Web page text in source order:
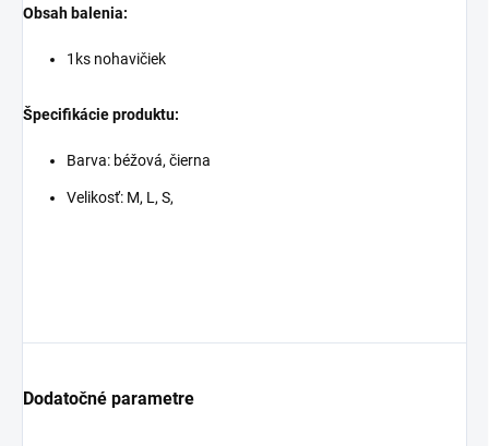
Obsah balenia:
1ks nohavičiek
Špecifikácie produktu:
Barva: béžová, čierna
Velikosť: M, L, S,
Dodatočné parametre